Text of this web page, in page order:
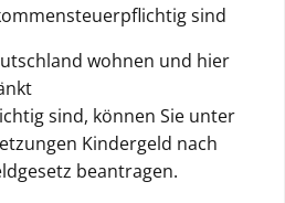
sind
wohnen und hier
sind, können Sie unter
Kindergeld nach
beantragen.